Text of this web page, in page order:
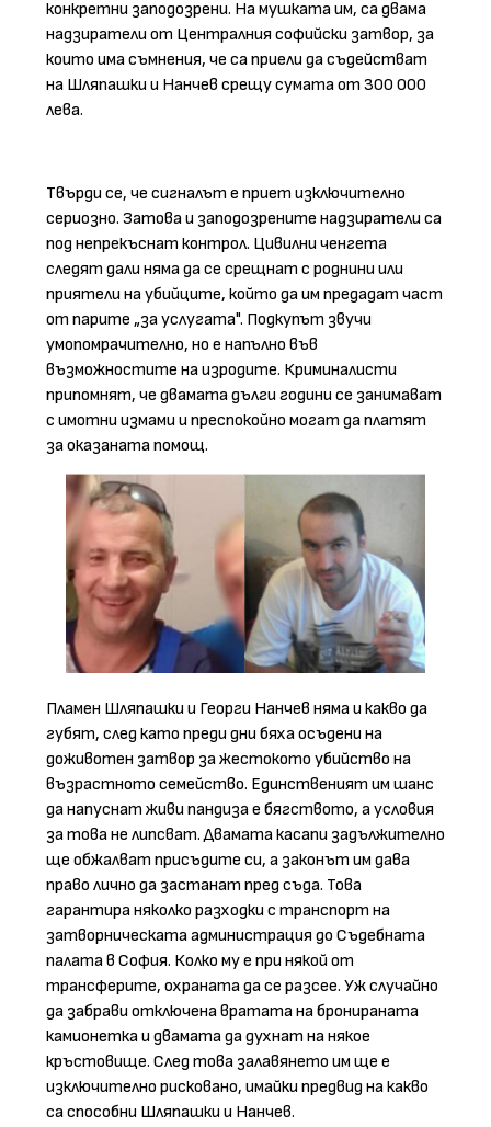
конкретни заподозрени. На мушката им, са двама
надзиратели от Централния софийски затвор, за
които има съмнения, че са приели да съдействат
на Шляпашки и Нанчев срещу сумата от 300 000
лева.
Твърди се, че сигналът е приет изключително
сериозно. Затова и заподозрените надзиратели са
под непрекъснат контрол. Цивилни ченгета
следят дали няма да се срещнат с роднини или
приятели на убийците, който да им предадат част
от парите „за услугата". Подкупът звучи
умопомрачително, но е напълно във
възможностите на изродите. Криминалисти
припомнят, че двамата дълги години се занимават
с имотни измами и преспокойно могат да платят
за оказаната помощ.
Пламен Шляпашки и Георги Нанчев няма и какво да
губят, след като преди дни бяха осъдени на
доживотен затвор за жестокото убийство на
възрастното семейство. Единственият им шанс
да напуснат живи пандиза е бягството, а условия
за това не липсват. Двамата касапи задължително
ще обжалват присъдите си, а законът им дава
право лично да застанат пред съда. Това
гарантира няколко разходки с транспорт на
затворническата администрация до Съдебната
палата в София. Колко му е при някой от
трансферите, охраната да се разсее. Уж случайно
да забрави отключена вратата на бронираната
камионетка и двамата да духнат на някое
кръстовище. След това залавянето им ще е
изключително рисковано, имайки предвид на какво
са способни Шляпашки и Нанчев.